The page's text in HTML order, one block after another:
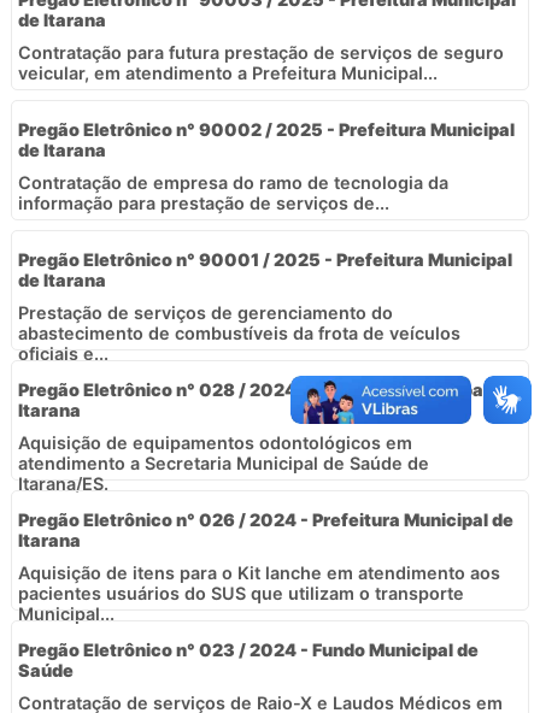
de Itarana
Contratação para futura prestação de serviços de seguro
veicular, em atendimento a Prefeitura Municipal...
Pregão Eletrônico n° 90002 / 2025 - Prefeitura Municipal
de Itarana
Contratação de empresa do ramo de tecnologia da
informação para prestação de serviços de...
Pregão Eletrônico n° 90001 / 2025 - Prefeitura Municipal
de Itarana
Prestação de serviços de gerenciamento do
abastecimento de combustíveis da frota de veículos
oficiais e...
Pregão Eletrônico n° 028 / 2024 - Prefeitura Municipal de
Itarana
Aquisição de equipamentos odontológicos em
atendimento a Secretaria Municipal de Saúde de
Itarana/ES.
Pregão Eletrônico n° 026 / 2024 - Prefeitura Municipal de
Itarana
Aquisição de itens para o Kit lanche em atendimento aos
pacientes usuários do SUS que utilizam o transporte
Municipal...
Pregão Eletrônico n° 023 / 2024 - Fundo Municipal de
Saúde
Contratação de serviços de Raio-X e Laudos Médicos em